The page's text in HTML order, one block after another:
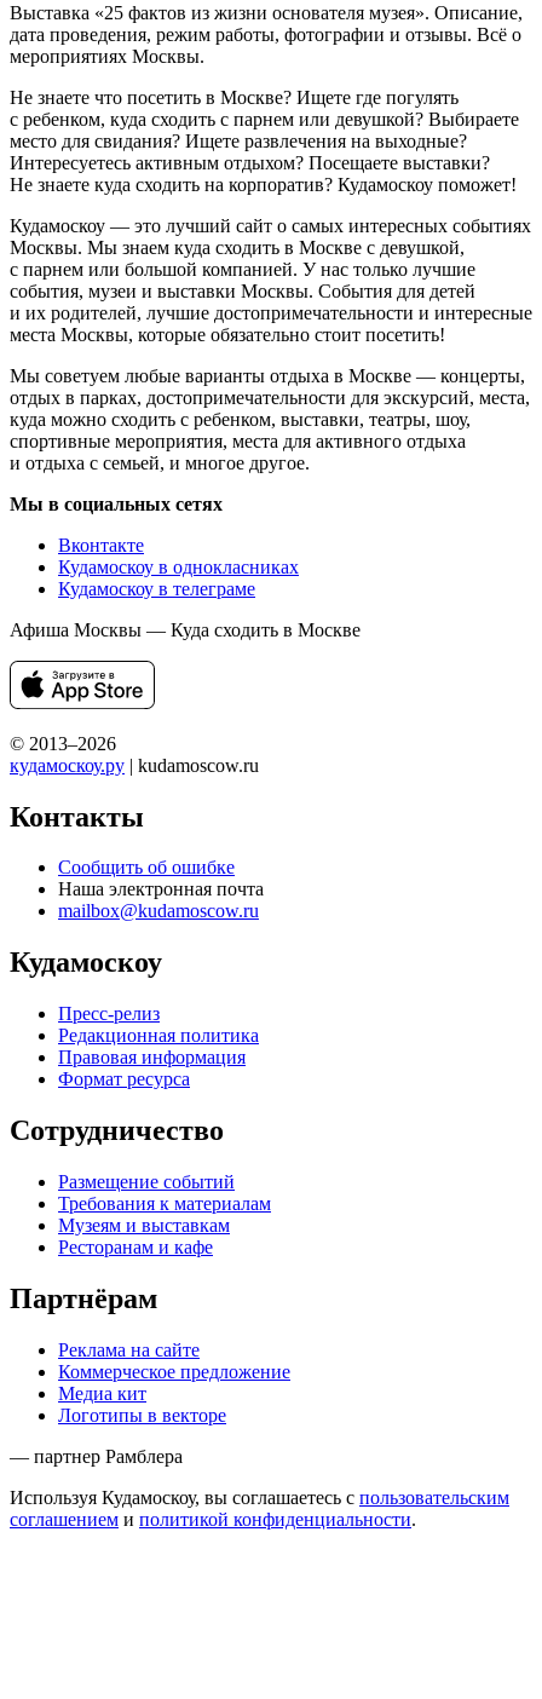
Выставка «25 фактов из жизни основателя музея». Описание,
дата проведения, режим работы, фотографии и отзывы. Всё о
мероприятиях Москвы.
Не знаете что посетить в Москве? Ищете где погулять
с ребенком, куда сходить с парнем или девушкой? Выбираете
место для свидания? Ищете развлечения на выходные?
Интересуетесь активным отдыхом? Посещаете выставки?
Не знаете куда сходить на корпоратив? Кудамоскоу поможет!
Кудамоскоу — это лучший сайт о самых интересных событиях
Москвы. Мы знаем куда сходить в Москве с девушкой,
с парнем или большой компанией. У нас только лучшие
события, музеи и выставки Москвы. События для детей
и их родителей, лучшие достопримечательности и интересные
места Москвы, которые обязательно стоит посетить!
Мы советуем любые варианты отдыха в Москве — концерты,
отдых в парках, достопримечательности для экскурсий, места,
куда можно сходить с ребенком, выставки, театры, шоу,
спортивные мероприятия, места для активного отдыха
и отдыха с семьей, и многое другое.
Мы в социальных сетях
Вконтакте
Кудамоскоу в однокласниках
Кудамоскоу в телеграме
Афиша Москвы — Куда сходить в Москве
© 2013–2026
кудамоскоу.ру | kudamoscow.ru
Контакты
Сообщить об ошибке
Наша электронная почта
mailbox@kudamoscow.ru
Кудамоскоу
Пресс-релиз
Редакционная политика
Правовая информация
Формат ресурса
Сотрудничество
Размещение событий
Требования к материалам
Музеям и выставкам
Ресторанам и кафе
Партнёрам
Реклама на сайте
Коммерческое предложение
Медиа кит
Логотипы в векторе
— партнер Рамблера
Используя Кудамоскоу, вы соглашаетесь с пользовательским
соглашением и политикой конфиденциальности.